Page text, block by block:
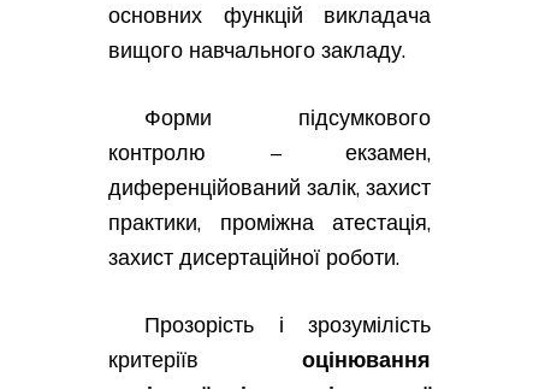
основних функцій викладача
вищого навчального закладу.
Форми підсумкового
контролю – екзамен,
диференційований залік, захист
практики, проміжна атестація,
захист дисертаційної роботи.
Прозорість і зрозумілість
критеріїв оцінювання